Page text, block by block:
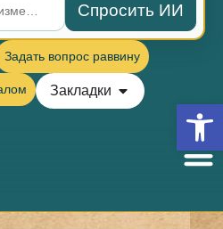
Спросить ИИ
Задать вопрос раввину
Закладки